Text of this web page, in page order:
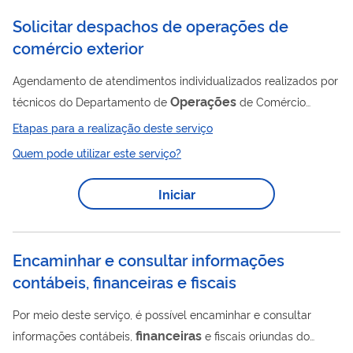
Solicitar despachos de operações de
comércio exterior
Agendamento de atendimentos individualizados realizados por
técnicos do Departamento de Operações de Comércio
Exterior (DECEX) a empresas que apresentem dúvidas
referentes a casos concretos relacionados às competências do
Departamento, com posterior avaliação desses atendimentos
pelas pessoas usuárias. Os despachos deoperações
comércio exterior são realizados às quartas-feiras, das 9h às
O objetivo dos despachos é tratar de...
Etapas para a realização deste serviço
Quem pode utilizar este serviço?
Iniciar
Encaminhar e consultar informações
contábeis, financeiras e fiscais
Por meio deste serviço, é possível encaminhar e consultar
informações contábeis, financeiras e fiscais oriundas do